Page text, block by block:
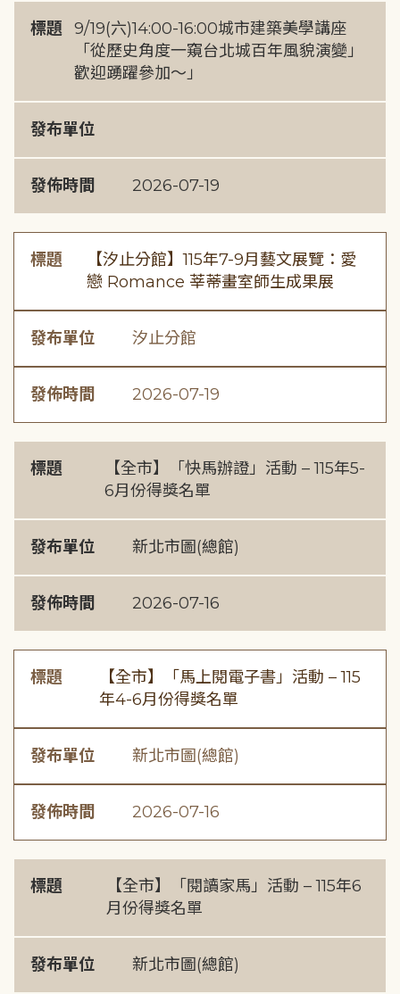
標題 9/19(六)14:00-16:00城市建築美學講座
「從歷史角度一窺台北城百年風貌演變」
歡迎踴躍參加～」
發布單位
發佈時間 2026-07-19
標題
【汐止分館】115年7-9月藝文展覽：愛
戀 Romance 莘蒂畫室師生成果展
發布單位 汐止分館
發佈時間 2026-07-19
標題
【全市】「快馬辦證」活動 – 115年5-
6月份得獎名單
發布單位 新北市圖(總館)
發佈時間 2026-07-16
標題
【全市】「馬上閱電子書」活動 – 115
年4-6月份得獎名單
發布單位 新北市圖(總館)
發佈時間 2026-07-16
標題
【全市】「閱讀家馬」活動 – 115年6
月份得獎名單
發布單位 新北市圖(總館)